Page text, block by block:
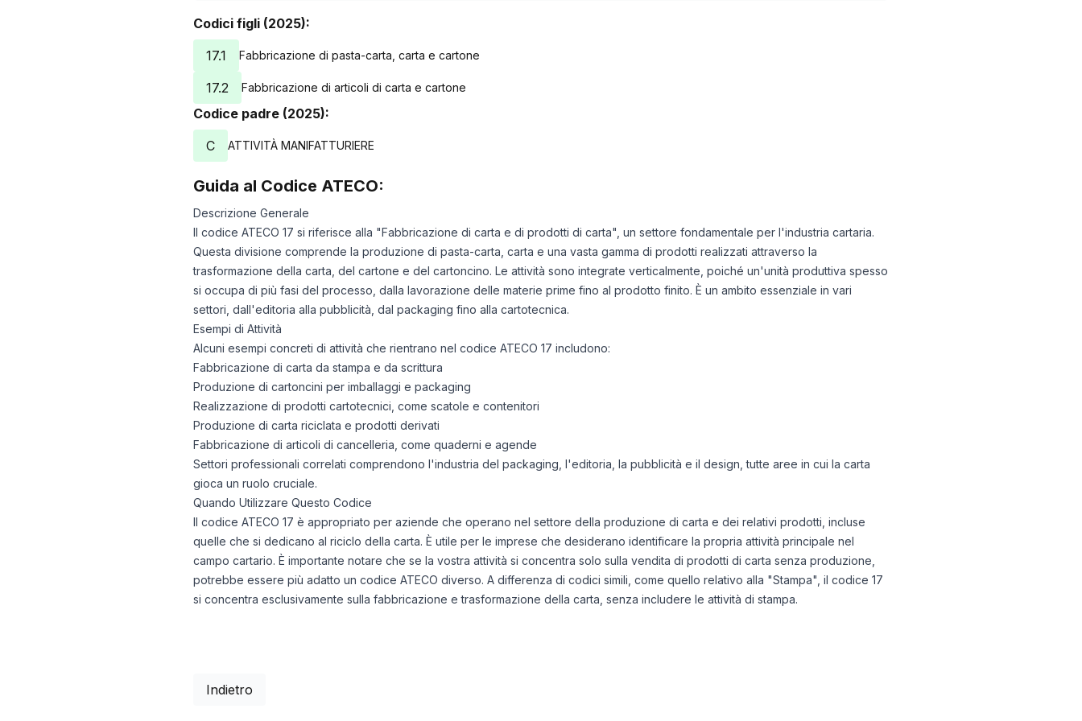
Codici figli (2025):
17.1
Fabbricazione di pasta-carta, carta e cartone
17.2 Fabbricazione di articoli di carta e cartone
Codice padre (2025):
C
ATTIVITÀ MANIFATTURIERE
Guida al Codice ATECO:
Descrizione Generale
Il codice ATECO 17 si riferisce alla "Fabbricazione di carta e di prodotti di carta", un settore fondamentale per l'industria cartaria.
Questa divisione comprende la produzione di pasta-carta, carta e una vasta gamma di prodotti realizzati attraverso la
trasformazione della carta, del cartone e del cartoncino. Le attività sono integrate verticalmente, poiché un'unità produttiva spesso
si occupa di più fasi del processo, dalla lavorazione delle materie prime fino al prodotto finito. È un ambito essenziale in vari
settori, dall'editoria alla pubblicità, dal packaging fino alla cartotecnica.
Esempi di Attività
Alcuni esempi concreti di attività che rientrano nel codice ATECO 17 includono:
Fabbricazione di carta da stampa e da scrittura
Produzione di cartoncini per imballaggi e packaging
Realizzazione di prodotti cartotecnici, come scatole e contenitori
Produzione di carta riciclata e prodotti derivati
Fabbricazione di articoli di cancelleria, come quaderni e agende
Settori professionali correlati comprendono l'industria del packaging, l'editoria, la pubblicità e il design, tutte aree in cui la carta
gioca un ruolo cruciale.
Quando Utilizzare Questo Codice
Il codice ATECO 17 è appropriato per aziende che operano nel settore della produzione di carta e dei relativi prodotti, incluse
quelle che si dedicano al riciclo della carta. È utile per le imprese che desiderano identificare la propria attività principale nel
campo cartario. È importante notare che se la vostra attività si concentra solo sulla vendita di prodotti di carta senza produzione,
potrebbe essere più adatto un codice ATECO diverso. A differenza di codici simili, come quello relativo alla "Stampa", il codice 17
si concentra esclusivamente sulla fabbricazione e trasformazione della carta, senza includere le attività di stampa.
Indietro